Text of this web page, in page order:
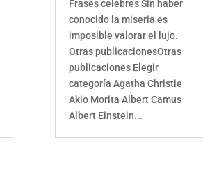
Frases celebres Sin haber
conocido la miseria es
imposible valorar el lujo.
Otras publicacionesOtras
publicaciones Elegir
categoría Agatha Christie
Akio Morita Albert Camus
Albert Einstein...